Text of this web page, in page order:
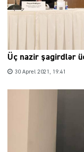
Üç nazir şagirdlər
30 Aprel 2021, 19:41